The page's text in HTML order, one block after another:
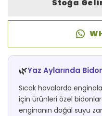
Stoğa
🌿Yaz Aylarında
Sıcak havalarda
için ürünleri özel
enginanın doğal suyu